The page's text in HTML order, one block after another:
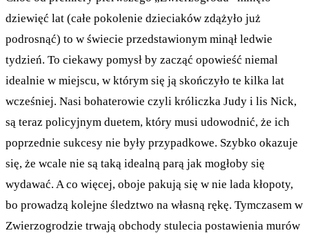
dziewięć lat (całe pokolenie dzieciaków zdążyło już
podrosnąć) to w świecie przedstawionym minął ledwie
tydzień. To ciekawy pomysł by zacząć opowieść niemal
idealnie w miejscu, w którym się ją skończyło te kilka lat
wcześniej. Nasi bohaterowie czyli króliczka Judy i lis Nick,
są teraz policyjnym duetem, który musi udowodnić, że ich
poprzednie sukcesy nie były przypadkowe. Szybko okazuje
się, że wcale nie są taką idealną parą jak mogłoby się
wydawać. A co więcej, oboje pakują się w nie lada kłopoty,
bo prowadzą kolejne śledztwo na własną rękę. Tymczasem w
Zwierzogrodzie trwają obchody stulecia postawienia murów